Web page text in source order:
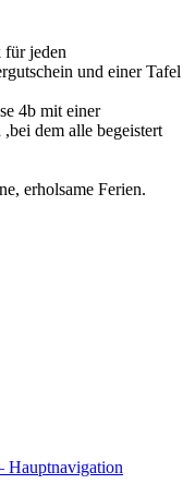
für jeden
und einer Tafel
4b mit einer
dem alle begeistert
erholsame Ferien.